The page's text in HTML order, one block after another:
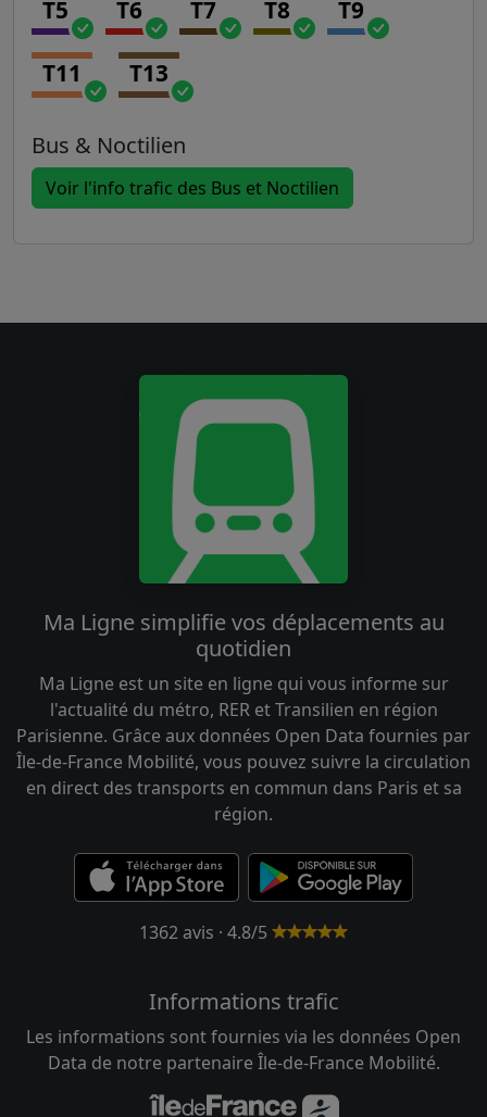
T5 T6 T7 T8 T9
T11 T13
Bus & Noctilien
Voir l'info trafic des Bus et Noctilien
Ma Ligne simplifie vos déplacements au
quotidien
Ma Ligne est un site en ligne qui vous informe sur
l'actualité du métro, RER et Transilien en région
Parisienne. Grâce aux données Open Data fournies par
Île-de-France Mobilité, vous pouvez suivre la circulation
en direct des transports en commun dans Paris et sa
région.
1362 avis · 4.8/5
Informations trafic
Les informations sont fournies via les données Open
Data de notre partenaire Île-de-France Mobilité.